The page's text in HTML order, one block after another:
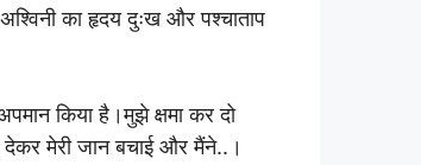
का हृदय दुःख और पश्चाताप
किया है।मुझे क्षमा कर दो
मेरी जान बचाई और मैंने..।